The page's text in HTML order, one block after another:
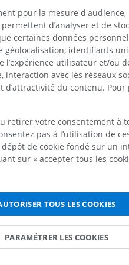
pour la mesure
d’analyser et de
certaines données
géolocalisation, identifiants
l’expérience utilisateur et/ou
interaction avec les réseaux
d’attractivité du contenu.
retirer votre consentement à
pas à l’utilisation de
de cookie fondé sur un
sur « accepter tous les
TOUS LES COOKIES
PARAMÉTRER LES COOKIES